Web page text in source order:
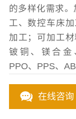
的多样化需求
工、数控车床
加工；可加工
铍铜、镁合金
PPO、PPS、
在线咨询